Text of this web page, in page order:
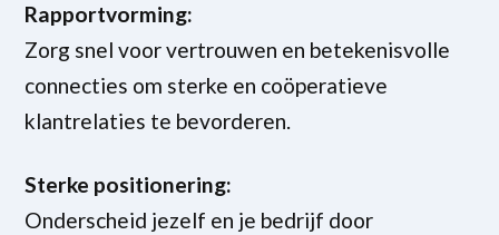
Rapportvorming:
Zorg snel voor vertrouwen en betekenisvolle
connecties om sterke en coöperatieve
klantrelaties te bevorderen.
Sterke positionering:
Onderscheid jezelf en je bedrijf door